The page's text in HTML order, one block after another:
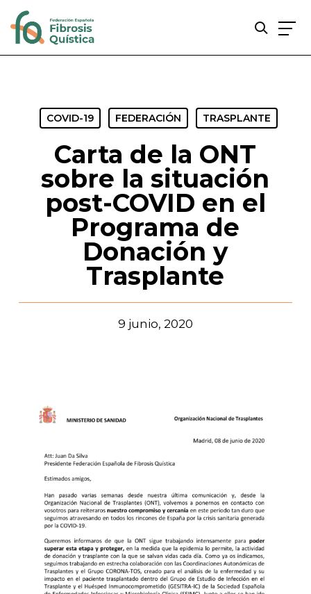
contentCOVID-19 FEDERACIÓN TRASPLANTE
Carta de la ONT
sobre la situación
post-COVID en el
Programa de
Donación y
Trasplante
9 junio, 2020